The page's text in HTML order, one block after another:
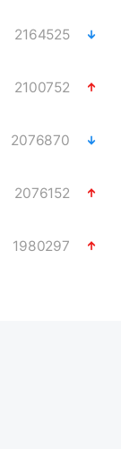
2164525
2100752
2076870
2076152
1980297